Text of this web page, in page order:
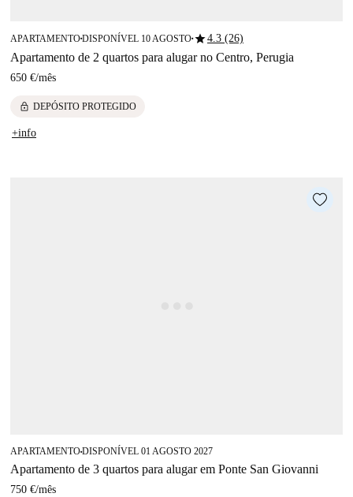
APARTAMENTO■DISPONÍVEL 10 AGOSTO■star4.3 (26)
Apartamento de 2 quartos para alugar no Centro, Perugia
650 €/mês
lock DEPÓSITO PROTEGIDO
+info
APARTAMENTO■DISPONÍVEL 01 AGOSTO 2027
Apartamento de 3 quartos para alugar em Ponte San Giovanni
750 €/mês